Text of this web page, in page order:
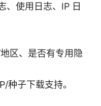
、使用日志、IP 日
区、是否有专用隐
种子下载支持。